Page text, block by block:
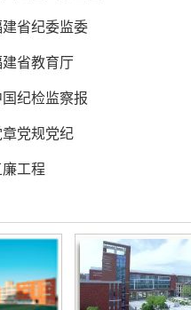
建省纪委监委
建省教育厅
国纪检监察报
章党规党纪
廉工程